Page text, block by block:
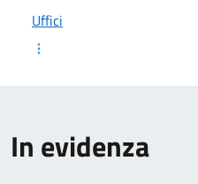
Uffici
In evidenza